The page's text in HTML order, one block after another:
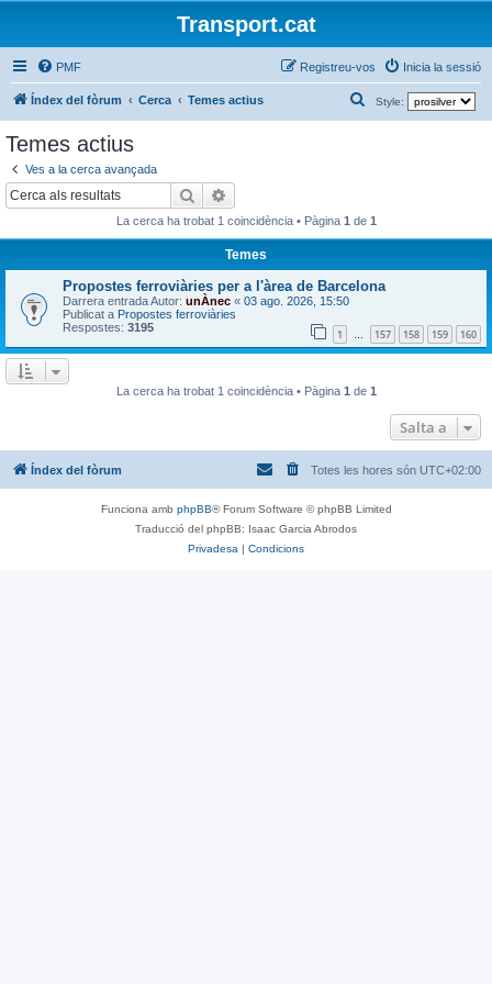
Transport.cat
PMF Inicia la sessió
Registreu-vos
Índex del fòrum Cerca Temes actius Style:
e
Temes actius
Ves a la cerca avançada
Cerca
La cerca ha trobat 1 coincidència • Pàgina 1 de 1
Temes
Propostes ferroviàries per a l'àrea de Barcelona
Darrera entrada Autor: unÀnec « 03 ago. 2026, 15:50
Publicat a Propostes ferroviàries
Respostes: 3195 1 … 157 158 159 160
La cerca ha trobat 1 coincidència • Pàgina 1 de 1
Salta a
Índex del fòrum Totes les hores són UTC+02:00
Funciona amb phpBB® Forum Software © phpBB Limited
Traducció del phpBB: Isaac Garcia Abrodos
Privadesa | Condicions